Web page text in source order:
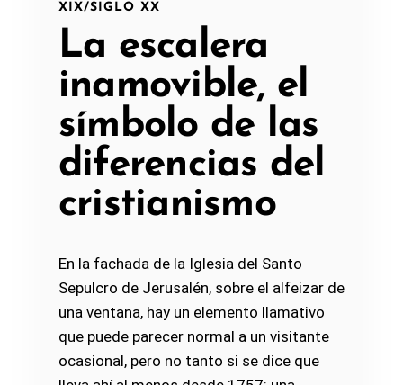
XIX/SIGLO XX
La escalera
inamovible, el
símbolo de las
diferencias del
cristianismo
En la fachada de la Iglesia del Santo
Sepulcro de Jerusalén, sobre el alfeizar de
una ventana, hay un elemento llamativo
que puede parecer normal a un visitante
ocasional, pero no tanto si se dice que